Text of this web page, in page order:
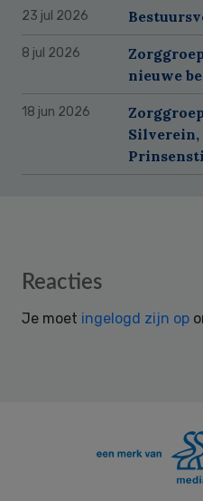
23 jul 2026
8 jul 2026
nieuwe
18 jun 2026
Silverein,
Reader
Reacties
Je moet ingelogd zijn op